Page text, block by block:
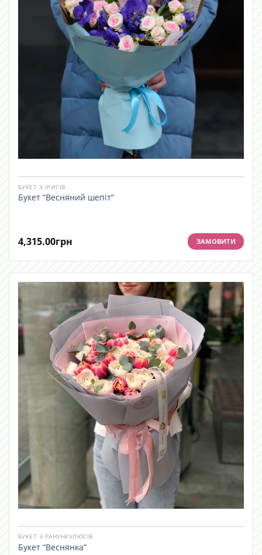
БУКЕТ З ІРИСІВ
Букет “Весняний шепіт”
4,315.00грн ЗАМОВИТИ
БУКЕТ З РАНУНКУЛЮСІВ
Букет “Веснянка”